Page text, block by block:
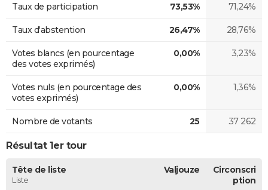
Taux de participation 73,53% 71,24%
Taux d'abstention 26,47% 28,76%
Votes blancs (en pourcentage
des votes exprimés)
0,00% 3,23%
Votes nuls (en pourcentage des
votes exprimés)
0,00% 1,36%
Nombre de votants 25 37 262
Résultat 1er tour
Tête de liste
Liste
Valjouze
Circonscri
ption